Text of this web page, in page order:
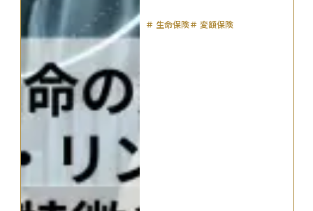
＃ 生命保険＃ 変額保険